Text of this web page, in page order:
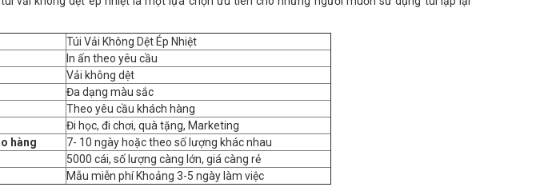
Túi Vải Không Dệt Ép Nhiệt
In ấn theo yêu cầu
Vải không dệt
Đa dạng màu sắc
Theo yêu cầu khách hàng
Đi học, đi chơi, quà tặng, Marketing
hàng
7- 10 ngày hoặc theo số lượng khác nhau
5000 cái, số lượng càng lớn, giá càng rẻ
Mẫu miễn phí Khoảng 3-5 ngày làm việc